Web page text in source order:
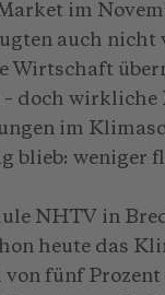
im
auch nicht
Wirtschaft
doch wirkliche
im
blieb: weniger
NHTV in
heute das
fünf Prozent